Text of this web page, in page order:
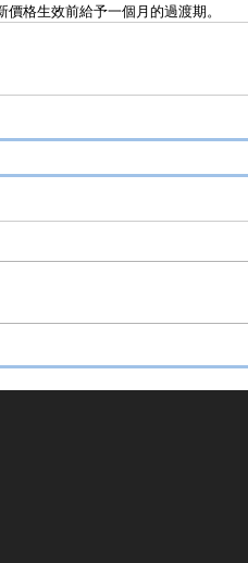
格生效前給予一個月的過渡期。